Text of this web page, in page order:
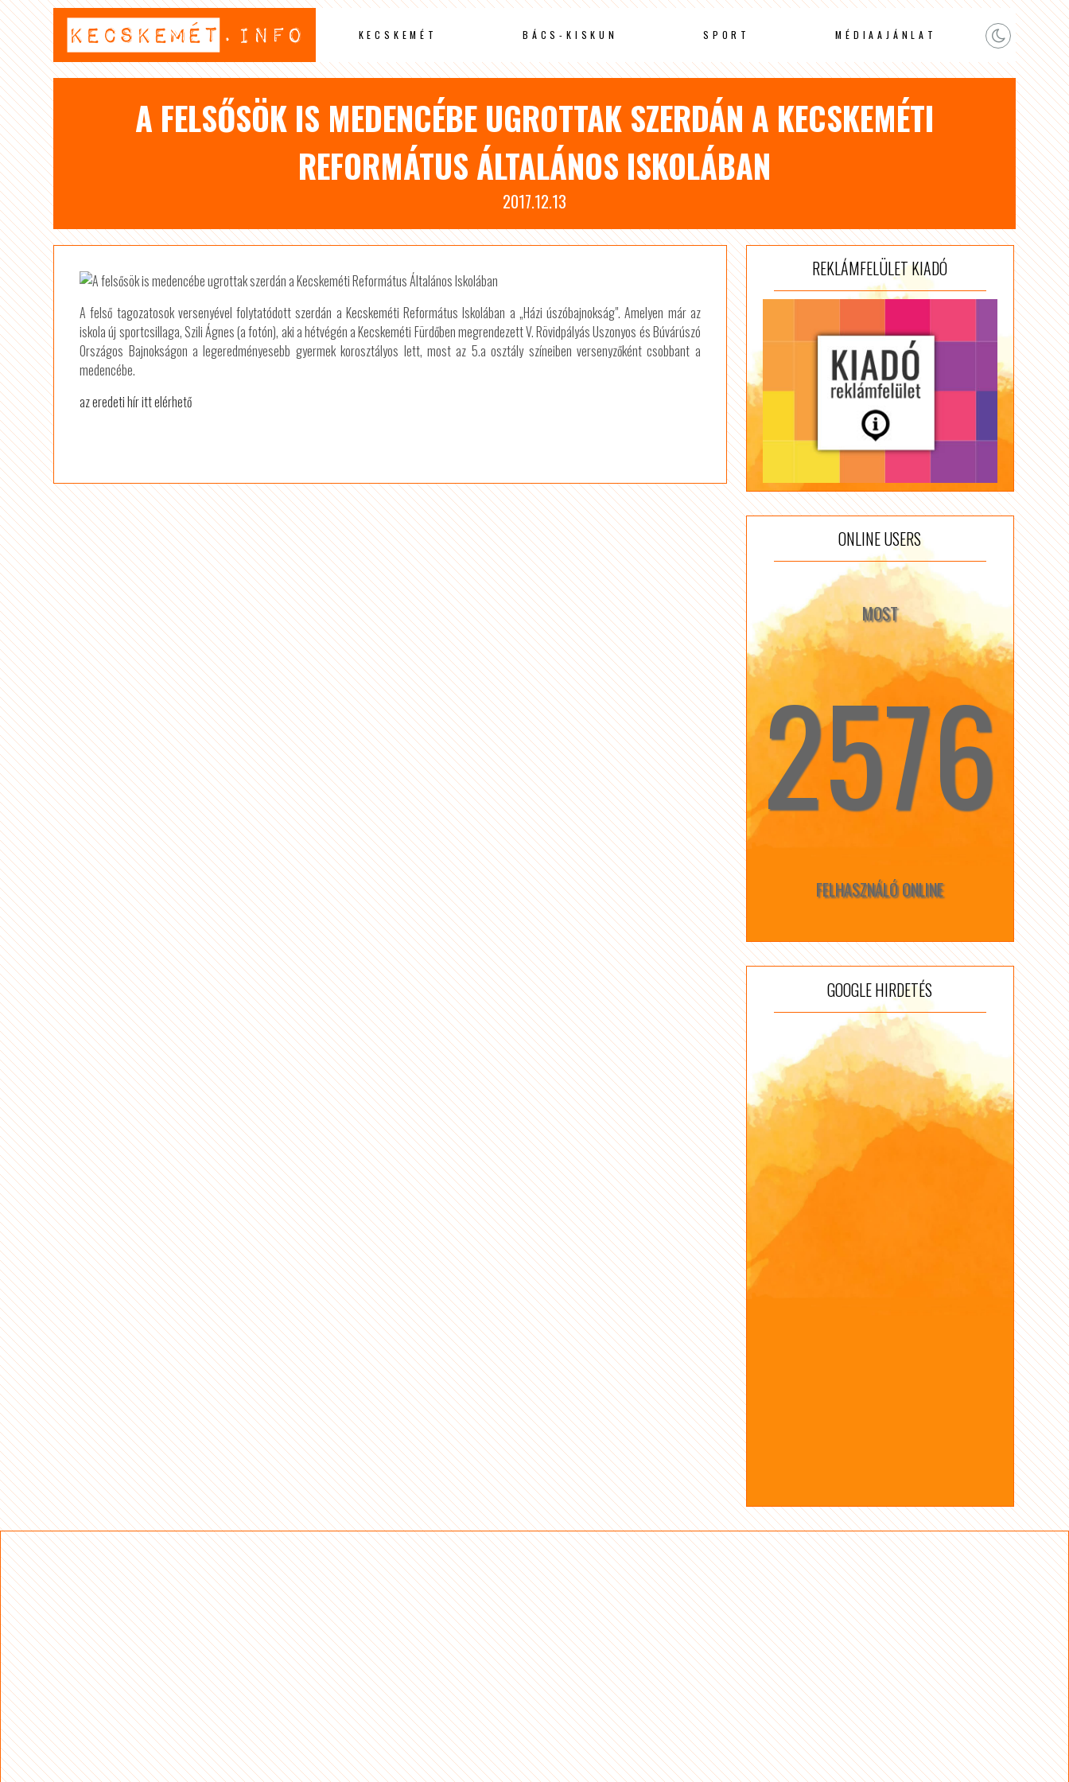
KECSKEMÉT BÁCS-KISKUN SPORT MÉDIAAJÁNLAT
A FELSŐSÖK IS MEDENCÉBE UGROTTAK SZERDÁN A KECSKEMÉTI
REFORMÁTUS ÁLTALÁNOS ISKOLÁBAN
2017.12.13
A felső tagozatosok versenyével folytatódott szerdán a Kecskeméti Református Iskolában a „Házi úszóbajnokság". Amelyen már az
iskola új sportcsillaga, Szili Ágnes (a fotón), aki a hétvégén a Kecskeméti Fürdőben megrendezett V. Rövidpályás Uszonyos és Búvárúszó
Országos Bajnokságon a legeredményesebb gyermek korosztályos lett, most az 5.a osztály színeiben versenyzőként csobbant a
medencébe.
az eredeti hír itt elérhető
REKLÁMFELÜLET KIADÓ
ONLINE USERS
MOST
☆ 2576 ☆
FELHASZNÁLÓ ONLINE
GOOGLE HIRDETÉS